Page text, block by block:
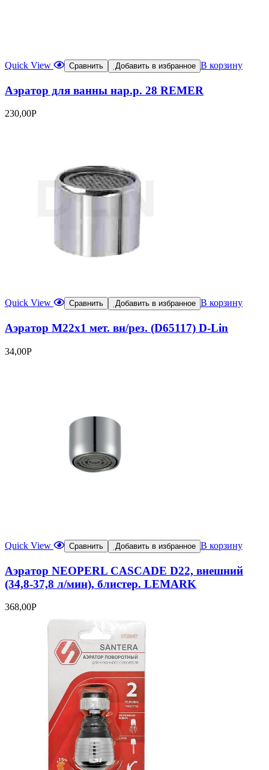
Quick View Сравнить Добавить в избранное В корзину
Аэратор для ванны нар.р. 28 REMER
230,00Р
Quick View Сравнить Добавить в избранное В корзину
Аэратор М22х1 мет. вн/рез. (D65117) D-Lin
34,00Р
Quick View Сравнить Добавить в избранное В корзину
Аэратор NEOPERL CASCADE D22, внешний
(34,8-37,8 л/мин), блистер. LEMARK
368,00Р